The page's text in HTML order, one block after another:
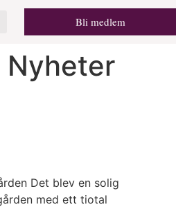
Bli medlem
Nyheter
Det blev en solig
med ett tiotal